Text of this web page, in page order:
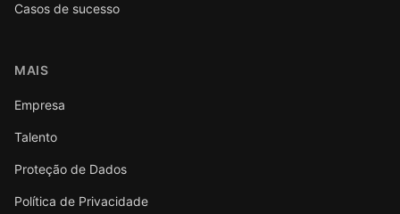
Casos de sucesso
MAIS
Empresa
Talento
Proteção de Dados
Política de Privacidade